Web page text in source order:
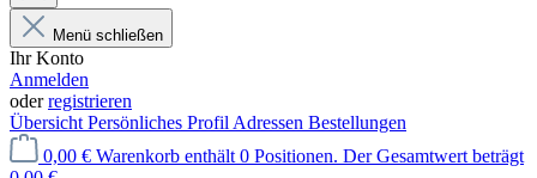
Menü schließen
Ihr Konto
Anmelden
oderregistrieren
Übersicht Persönliches Profil Adressen Bestellungen
0,00 € Warenkorb enthält 0 Positionen. Der Gesamtwert beträgt